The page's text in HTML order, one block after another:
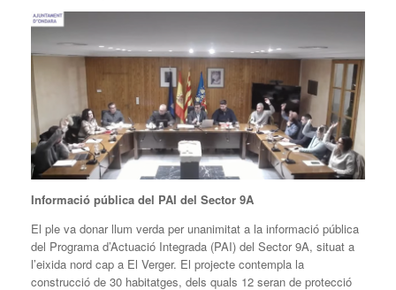
Informació pública del PAI del Sector 9A
El ple va donar llum verda per unanimitat a la informació pública
del Programa d’Actuació Integrada (PAI) del Sector 9A, situat a
l’eixida nord cap a El Verger. El projecte contempla la
construcció de 30 habitatges, dels quals 12 seran de protecció